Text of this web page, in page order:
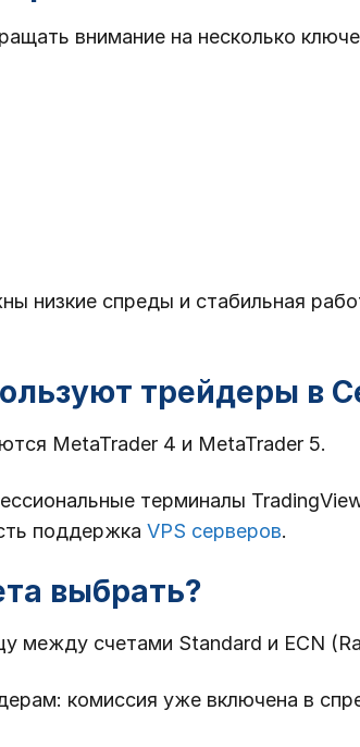
внимание на несколько
низкие спреды и стабильная
трейдеры в
MetaTrader 4 и MetaTrader 5.
терминалы
поддержка VPS серверов.
выбрать?
между счетами Standard и ECN
комиссия уже включена в